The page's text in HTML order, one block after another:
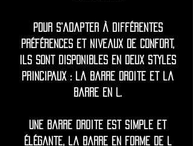
Pour s'adapter à différentes
préférences et niveaux de confort,
ils sont disponibles en deux styles
principaux : la barre droite et la
barre en L.
Une barre droite est simple et
élégante, la barre en forme de L